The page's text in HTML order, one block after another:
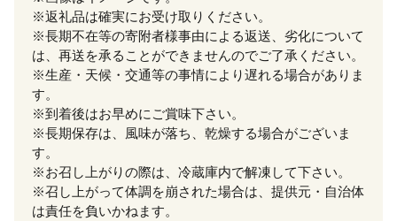
※返礼品は確実にお受け取りください。
※長期不在等の寄附者様事由による返送、劣化について
は、再送を承ることができませんのでご了承ください。
※生産・天候・交通等の事情により遅れる場合がありま
す。
※到着後はお早めにご賞味下さい。
※長期保存は、風味が落ち、乾燥する場合がございま
す。
※お召し上がりの際は、冷蔵庫内で解凍して下さい。
※召し上がって体調を崩された場合は、提供元・自治体
は責任を負いかねます。